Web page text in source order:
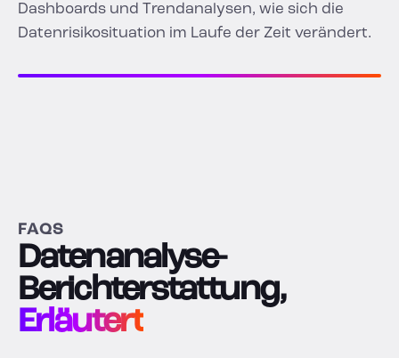
Dashboards und Trendanalysen, wie sich die
Datenrisikosituation im Laufe der Zeit verändert.
FAQS
Datenanalyse-
Berichterstattung,
Erläutert